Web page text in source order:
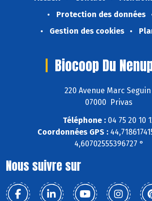
Protection des données
Gestion des cookies
Biocoop Du
220 Avenue Marc Seguin
07000 Privas
Téléphone :04 75 20 10
Coordonnées GPS :
4,60702555396727 °
Nous suivre sur